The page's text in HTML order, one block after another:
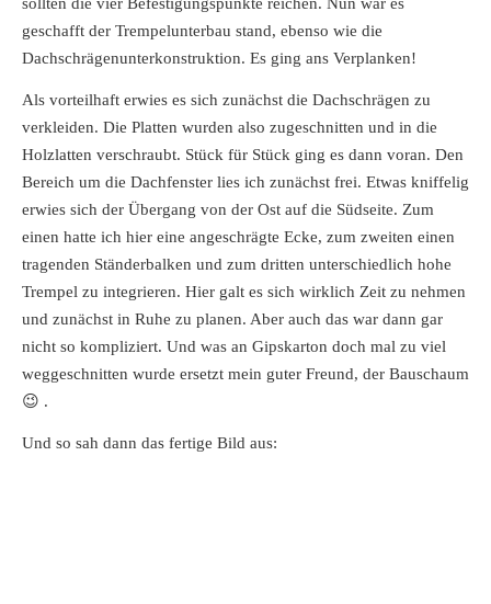
geschafft der Trempelunterbau stand, ebenso wie die
Dachschrägenunterkonstruktion. Es ging ans Verplanken!
Als vorteilhaft erwies es sich zunächst die Dachschrägen zu
verkleiden. Die Platten wurden also zugeschnitten und in die
Holzlatten verschraubt. Stück für Stück ging es dann voran. Den
Bereich um die Dachfenster lies ich zunächst frei. Etwas kniffelig
erwies sich der Übergang von der Ost auf die Südseite. Zum
einen hatte ich hier eine angeschrägte Ecke, zum zweiten einen
tragenden Ständerbalken und zum dritten unterschiedlich hohe
Trempel zu integrieren. Hier galt es sich wirklich Zeit zu nehmen
und zunächst in Ruhe zu planen. Aber auch das war dann gar
nicht so kompliziert. Und was an Gipskarton doch mal zu viel
weggeschnitten wurde ersetzt mein guter Freund, der Bauschaum
😉 .
Und so sah dann das fertige Bild aus: